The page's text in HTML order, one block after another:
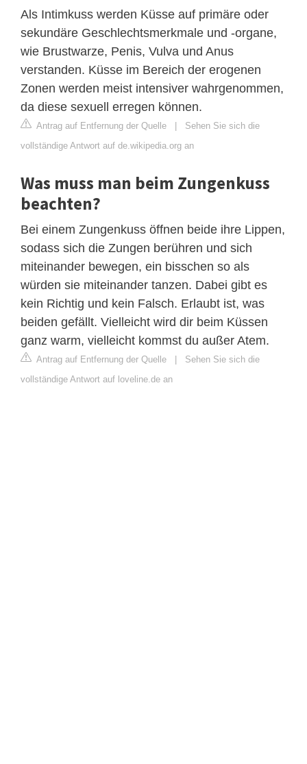
Als Intimkuss werden Küsse auf primäre oder
sekundäre Geschlechtsmerkmale und -organe,
wie Brustwarze, Penis, Vulva und Anus
verstanden. Küsse im Bereich der erogenen
Zonen werden meist intensiver wahrgenommen,
da diese sexuell erregen können.
Antrag auf Entfernung der Quelle | Sehen Sie sich die
vollständige Antwort auf de.wikipedia.org an
Was muss man beim Zungenkuss
beachten?
Bei einem Zungenkuss öffnen beide ihre Lippen,
sodass sich die Zungen berühren und sich
miteinander bewegen, ein bisschen so als
würden sie miteinander tanzen. Dabei gibt es
kein Richtig und kein Falsch. Erlaubt ist, was
beiden gefällt. Vielleicht wird dir beim Küssen
ganz warm, vielleicht kommst du außer Atem.
Antrag auf Entfernung der Quelle | Sehen Sie sich die
vollständige Antwort auf loveline.de an